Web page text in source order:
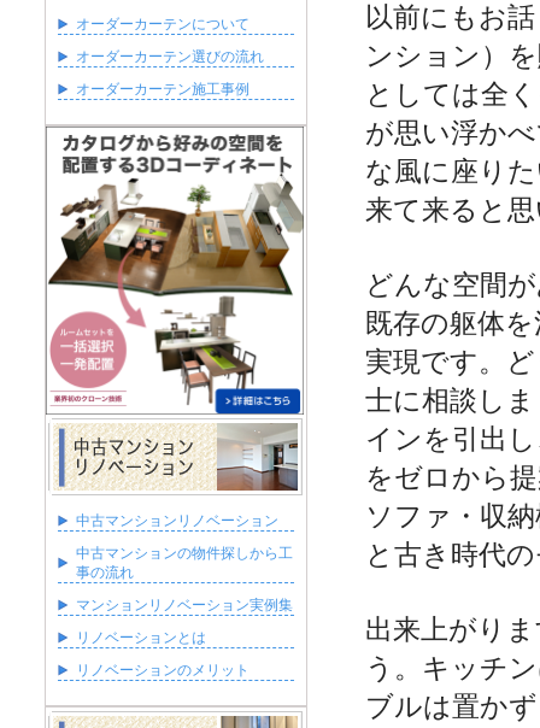
以前にもお
ンション）
としては全
が思い浮か
な風に座り
来て来ると
どんな空間
既存の躯体
実現です。
士に相談し
インを引出
をゼロから
ソファ・収
と古き時代
出来上がり
う。キッチ
ブルは置か
オーダーカーテンについて
オーダーカーテン選びの流れ
オーダーカーテン施工事例
中古マンションリノベーション
中古マンションの物件探しから工
事の流れ
マンションリノベーション実例集
リノベーションとは
リノベーションのメリット